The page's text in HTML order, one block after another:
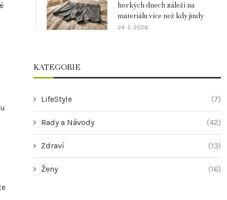
horkých dnech záleží na
materiálu více než kdy jindy
24. 5. 2026
KATEGORIE
LifeStyle (7)
Rady a Návody (42)
Zdraví (13)
Ženy (16)